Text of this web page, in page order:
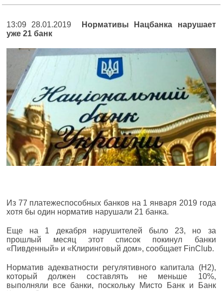
13:09 28.01.2019
Нормативы Нацбанка нарушает
уже 21 банк
Из 77 платежеспособных банков на 1 января 2019 года
хотя бы один норматив нарушали 21 банка.
Еще на 1 декабря нарушителей было 23, но за
прошлый месяц этот список покинул банки
«Пивденный» и «Клиринговый дом», сообщает FinClub.
Норматив адекватности регулятивного капитала (Н2),
который должен составлять не меньше 10%,
выполняли все банки, поскольку Мисто Банк и Банк